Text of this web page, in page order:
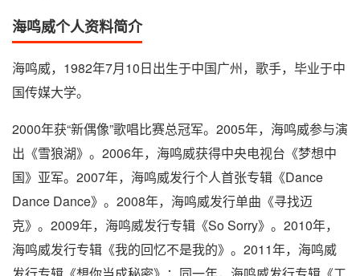
海鸣威个人资料简介
海鸣威，1982年7月10日出生于中国广州，歌手，毕业于中
国传媒大学。
2000年获“新偶像”歌唱比赛总冠军。2005年，海鸣威参与演
出《雪狼湖》。2006年，海鸣威获得中央电视台《梦想中
国》亚军。2007年，海鸣威发行个人首张专辑《Dance
Dance Dance》。2008年，海鸣威发行单曲《寻找迈
克》。2009年，海鸣威发行专辑《So Sorry》。2010年，
海鸣威发行专辑《我的回忆不是我的》。2011年，海鸣威